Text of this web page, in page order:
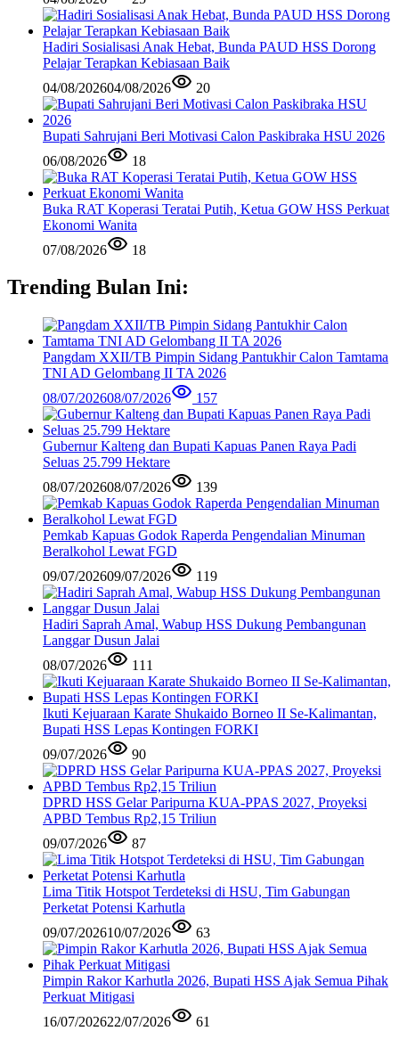
Hadiri Sosialisasi Anak Hebat, Bunda PAUD HSS Dorong
Pelajar Terapkan Kebiasaan Baik
04/08/202604/08/2026 20
Bupati Sahrujani Beri Motivasi Calon Paskibraka HSU 2026
06/08/2026
18
Buka RAT Koperasi Teratai Putih, Ketua GOW HSS Perkuat
Ekonomi Wanita
07/08/2026
18
Trending Bulan Ini:
Pangdam XXII/TB Pimpin Sidang Pantukhir Calon Tamtama
TNI AD Gelombang II TA 2026
08/07/202608/07/2026 157
Gubernur Kalteng dan Bupati Kapuas Panen Raya Padi
Seluas 25.799 Hektare
08/07/202608/07/2026 139
Pemkab Kapuas Godok Raperda Pengendalian Minuman
Beralkohol Lewat FGD
09/07/202609/07/2026 119
Hadiri Saprah Amal, Wabup HSS Dukung Pembangunan
Langgar Dusun Jalai
08/07/2026
111
Ikuti Kejuaraan Karate Shukaido Borneo II Se-Kalimantan,
Bupati HSS Lepas Kontingen FORKI
09/07/2026
90
DPRD HSS Gelar Paripurna KUA-PPAS 2027, Proyeksi
APBD Tembus Rp2,15 Triliun
09/07/2026
87
Lima Titik Hotspot Terdeteksi di HSU, Tim Gabungan
Perketat Potensi Karhutla
09/07/202610/07/2026 63
Pimpin Rakor Karhutla 2026, Bupati HSS Ajak Semua Pihak
Perkuat Mitigasi
16/07/202622/07/2026 61